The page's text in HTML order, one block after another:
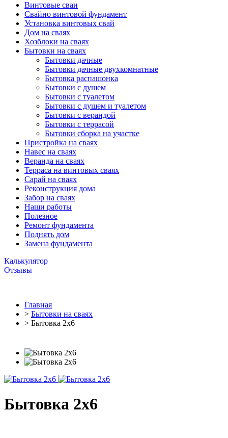
Винтовые сваи
Свайно винтовой фундамент
Установка винтовых свай
Дом на сваях
Хозблоки на сваях
Бытовки на сваях
Бытовки дачные
Бытовки дачные двухкомнатные
Бытовка распашонка
Бытовки с душем
Бытовки с туалетом
Бытовки с душем и туалетом
Бытовки с верандой
Бытовки с террасой
Бытовки сборка на участке
Пристройка на сваях
Навес на сваях
Веранда на сваях
Терраса на винтовых сваях
Cарай на сваях
Реконструкция дома
Забор на сваях
Наши работы
Полезное
Ремонт фундамента
Поднять дом
Замена фундамента
Калькулятор
Отзывы
Главная
> Бытовки на сваях
> Бытовка 2х6
Бытовка 2х6